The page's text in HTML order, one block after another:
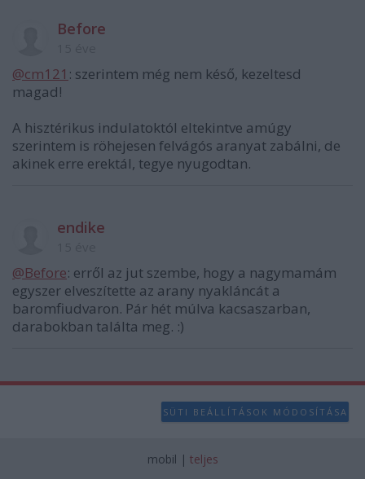
Before
@cm121 : szerintem még nem késő, kezeltesd
magad!
A hisztérikus indulatoktól eltekintve amúgy
szerintem is röhejesen felvágós aranyat zabálni, de
akinek erre erektál, tegye nyugodtan.
endike
@Before: erről az jut szembe, hogy a nagymamám
egyszer elveszítette az arany nyakláncát a
baromfiudvaron. Pár hét múlva kacsaszarban,
darabokban találta meg. :)
SÜTI BEÁLLÍTÁSOK MÓDOSÍTÁSA
mobil | teljes